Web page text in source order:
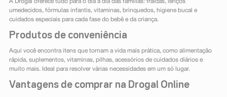
A Drogal oferece tudo para o dia a dia das famílias: fraldas, lenços
umedecidos, fórmulas infantis, vitaminas, brinquedos, higiene bucal e
cuidados especiais para cada fase do bebê e da criança.
Produtos de conveniência
Aqui você encontra itens que tornam a vida mais prática, como alimentação
rápida, suplementos, vitaminas, pilhas, acessórios de cuidados diários e
muito mais. Ideal para resolver várias necessidades em um só lugar.
Vantagens de comprar na Drogal Online